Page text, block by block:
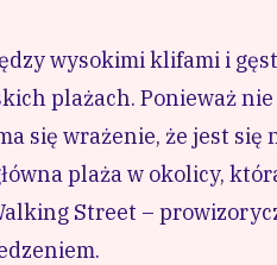
wysokimi klifami i
plażach. Ponieważ
się wrażenie, że jest się
plaża w okolicy,
Street –